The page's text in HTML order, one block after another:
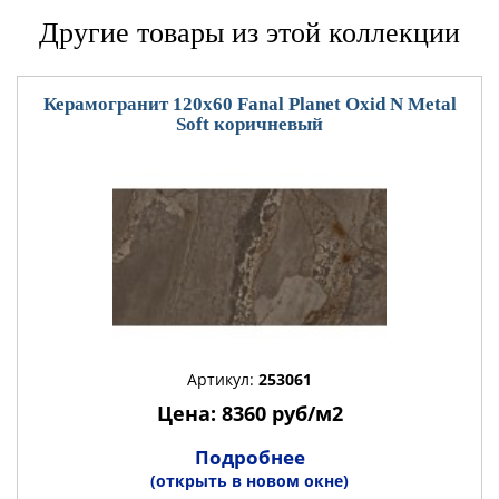
Другие товары из этой коллекции
Керамогранит 120x60 Fanal Planet Oxid N Metal
Soft коричневый
Артикул: 253061
Цена: 8360 руб/м2
Подробнее
(открыть в новом окне)